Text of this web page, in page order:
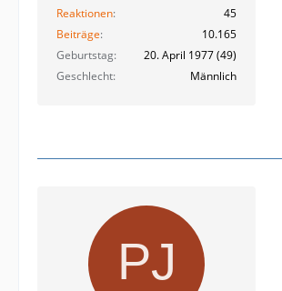
Reaktionen
45
Beiträge
10.165
Geburtstag
20. April 1977 (49)
Geschlecht
Männlich